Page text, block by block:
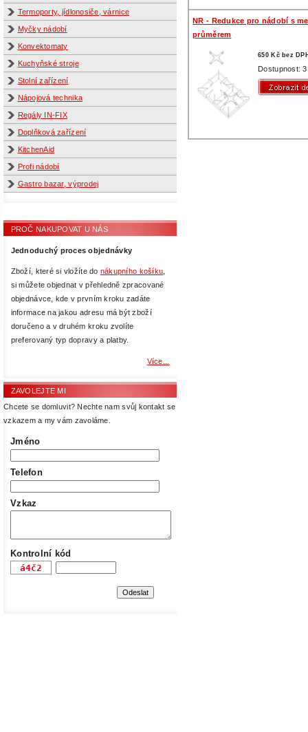
Termoporty, jídlonosiče, várnice
Myčky nádobí
Konvektomaty
Kuchyňské stroje
Stolní zařízení
Nápojová technika
Regály IN-FIX
Doplňková zařízení
KitchenAid
Profi nádobí
Gastro bazar, výprodej
PROČ NAKUPOVAT U NÁS
Jednoduchý proces objednávky
Zboží, které si vložíte do nákupního košíku,
si můžete objednat v přehledně zpracované
objednávce, kde v prvním kroku zadáte
informace na jakou adresu má být zboží
doručeno a v druhém kroku zvolíte
preferovaný typ dopravy a platby.
Více...
ZAVOLEJTE MI
Chcete se domluvit? Nechte nam svůj kontakt se
vzkazem a my vám zavoláme.
Jméno
Telefon
Vzkaz
Kontrolní kód
NR - Redukce pro nádobí s
průměrem
650 Kč bez
Dostupnost: